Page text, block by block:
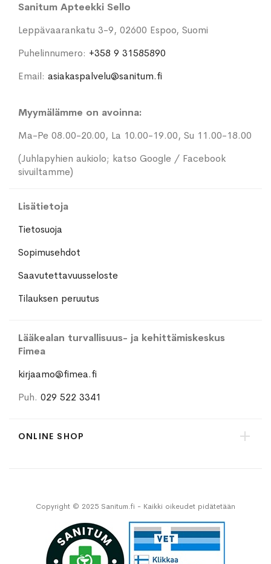
Sanitum Apteekki Sello
Leppävaarankatu 3-9, 02600 Espoo, Suomi
Puhelinnumero: +358 9 31585890
Email: asiakaspalvelu@sanitum.fi
Myymälämme on avoinna:
Ma-Pe 08.00-20.00, La 10.00-19.00, Su 11.00-18.00
(Juhlapyhien aukiolo; katso Google / Facebook
sivuiltamme)
Lisätietoja
Tietosuoja
Sopimusehdot
Saavutettavuusseloste
Tilauksen peruutus
Lääkealan turvallisuus- ja kehittämiskeskus
Fimea
kirjaamo@fimea.fi
Puh. 029 522 3341
ONLINE SHOP
Copyright © 2025 Sanitum.fi - Kaikki oikeudet pidätetään